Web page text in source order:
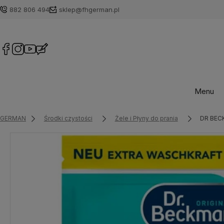
882 806 494 sklep@fhgerman.pl
Menu
GERMAN Środki czystości Żele i Płyny do prania DR